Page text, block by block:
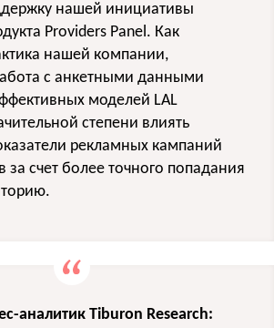
нашей инициативы
Providers Panel. Как
нашей компании,
с анкетными данными
моделей LAL
степени влиять
рекламных кампаний
за счет более точного попадания
аналитик Tiburon Research: